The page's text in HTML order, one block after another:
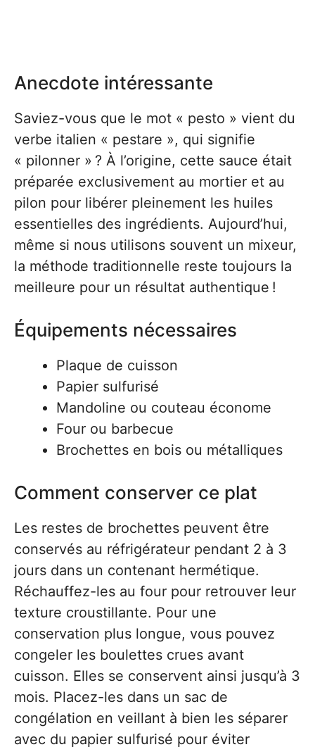
Anecdote intéressante
Saviez-vous que le mot « pesto » vient du
verbe italien « pestare », qui signifie
« pilonner » ? À l’origine, cette sauce était
préparée exclusivement au mortier et au
pilon pour libérer pleinement les huiles
essentielles des ingrédients. Aujourd’hui,
même si nous utilisons souvent un mixeur,
la méthode traditionnelle reste toujours la
meilleure pour un résultat authentique !
Équipements nécessaires
Plaque de cuisson
Papier sulfurisé
Mandoline ou couteau économe
Four ou barbecue
Brochettes en bois ou métalliques
Comment conserver ce plat
Les restes de brochettes peuvent être
conservés au réfrigérateur pendant 2 à 3
jours dans un contenant hermétique.
Réchauffez-les au four pour retrouver leur
texture croustillante. Pour une
conservation plus longue, vous pouvez
congeler les boulettes crues avant
cuisson. Elles se conservent ainsi jusqu’à 3
mois. Placez-les dans un sac de
congélation en veillant à bien les séparer
avec du papier sulfurisé pour éviter